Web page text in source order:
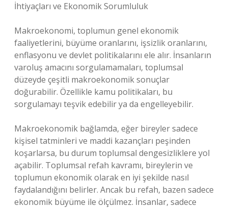
İhtiyaçları ve Ekonomik Sorumluluk
Makroekonomi, toplumun genel ekonomik
faaliyetlerini, büyüme oranlarını, işsizlik oranlarını,
enflasyonu ve devlet politikalarını ele alır. İnsanların
varoluş amacını sorgulamamaları, toplumsal
düzeyde çeşitli makroekonomik sonuçlar
doğurabilir. Özellikle kamu politikaları, bu
sorgulamayı teşvik edebilir ya da engelleyebilir.
Makroekonomik bağlamda, eğer bireyler sadece
kişisel tatminleri ve maddi kazançları peşinden
koşarlarsa, bu durum toplumsal dengesizliklere yol
açabilir. Toplumsal refah kavramı, bireylerin ve
toplumun ekonomik olarak en iyi şekilde nasıl
faydalandığını belirler. Ancak bu refah, bazen sadece
ekonomik büyüme ile ölçülmez. İnsanlar, sadece